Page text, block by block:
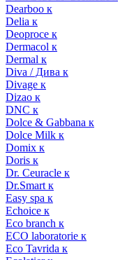
Dearboo к
Delia к
Deoproce к
Dermacol к
Dermal к
Diva / Дива к
Divage к
Dizao к
DNC к
Dolce & Gabbana к
Dolce Milk к
Domix к
Doris к
Dr. Ceuracle к
Dr.Smart к
Easy spa к
Echoice к
Eco branch к
ECO laboratorie к
Eco Tavrida к